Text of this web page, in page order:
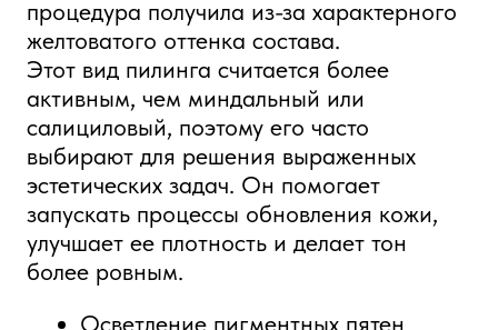
выбирают для решения выраженных
эстетических задач. Он помогает
запускать процессы обновления кожи,
улучшает ее плотность и делает тон
более ровным.
Осветление пигментных пятен
Сглаживание последствий акне на
Улучшение цвета лица